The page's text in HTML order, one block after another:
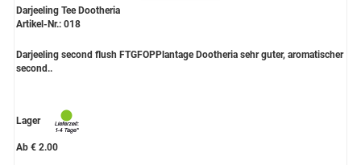
Darjeeling Tee Dootheria
Artikel-Nr.: 018
Darjeeling second flush FTGFOPPlantage Dootheria sehr guter, aromatischer
second..
Lager
Ab € 2.00